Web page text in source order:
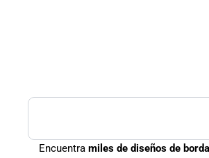
Buscar
Encuentra miles de diseños de